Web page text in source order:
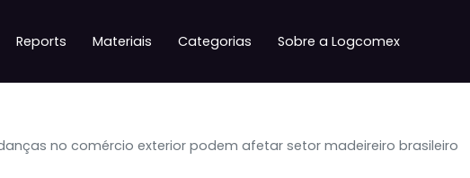
Reports Materiais Categorias Sobre a Logcomex
no comércio exterior podem afetar setor madeireiro brasileiro